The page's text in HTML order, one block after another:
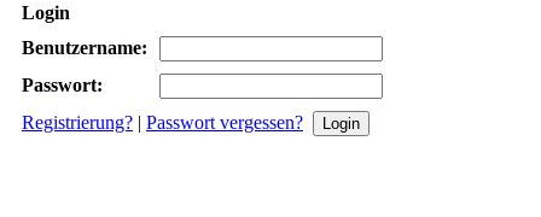
Login
Benutzername:
Passwort:
Registrierung? | Passwort vergessen?